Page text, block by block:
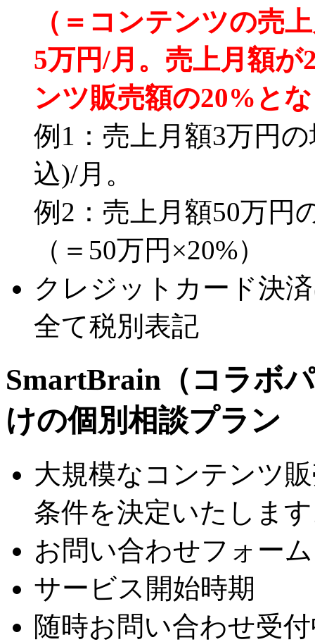
（＝コンテンツの売
5万円/月。売上月額
ンツ販売額の20%と
例1：売上月額3万円
込)/月。
例2：売上月額50万円
（＝50万円×20%）
クレジットカード決
全て税別表記
SmartBrain（コラボ
けの個別相談プラン
大規模なコンテンツ
条件を決定いたしま
お問い合わせフォー
サービス開始時期
随時お問い合わせ受